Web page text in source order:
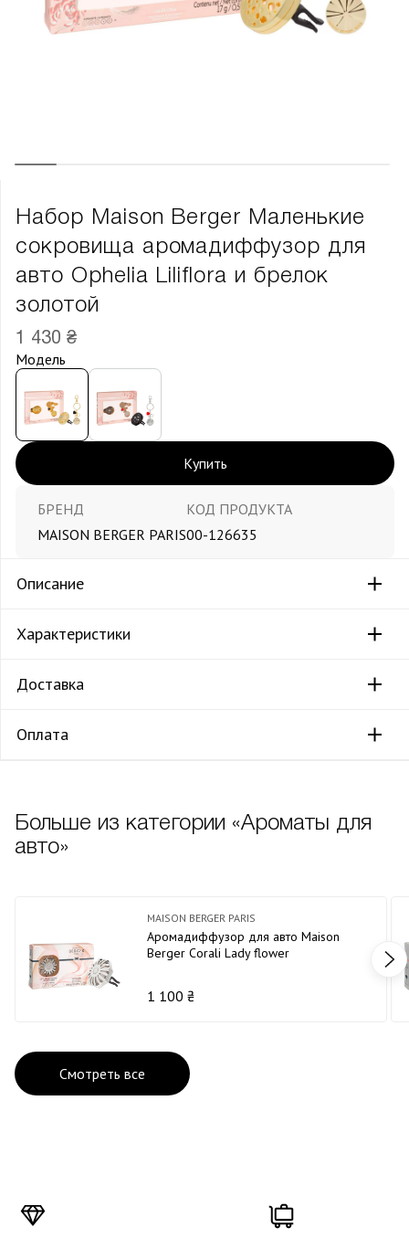
Набор Maison Berger Маленькие
сокровища аромадиффузор для
авто Ophelia Liliflora и брелок
золотой
1 430 ₴
Модель
Купить
БРЕНД
MAISON BERGER PARIS
КОД ПРОДУКТА
00-126635
Описание
Характеристики
Доставка
Оплата
Больше из категории «Ароматы для
авто»
MAISON BERGER PARIS
Аромадиффузор для авто Maison
Berger Corali Lady flower
1 100 ₴
Смотреть все